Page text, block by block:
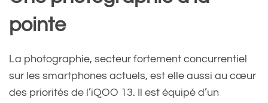
pointe
La photographie, secteur fortement concurrentiel
sur les smartphones actuels, est elle aussi au cœur
des priorités de l’iQOO 13. Il est équipé d’un